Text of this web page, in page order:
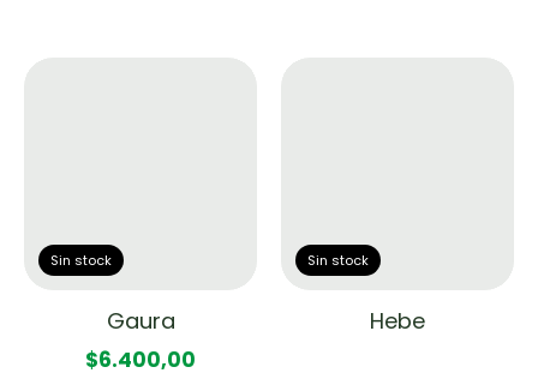
Sin stock
Gaura
$6.400,00
Sin stock
Hebe